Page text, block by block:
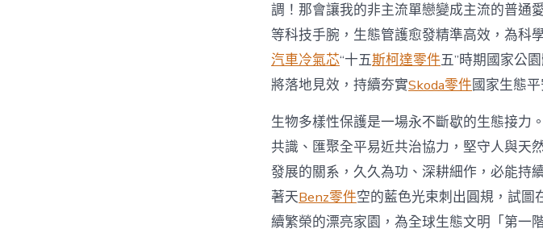
調！那會讓我的非主流單戀變成主流的普通
等科技手腕，生態管護愈發精準高效，為科
汽車冷氣芯“十五斯柯達零件五”時期國家公
將落地見效，持續夯實Skoda零件國家生態平
生物多樣性保護是一場永不斷歇的生態接力
共識、匯聚全平易近共治協力，堅守人與天
發展的關系，久久為功、深耕細作，必能持
著天Benz零件空的藍色光束刺出圓規，試圖
續繁榮的漂亮家園，為全球生態文明「第一